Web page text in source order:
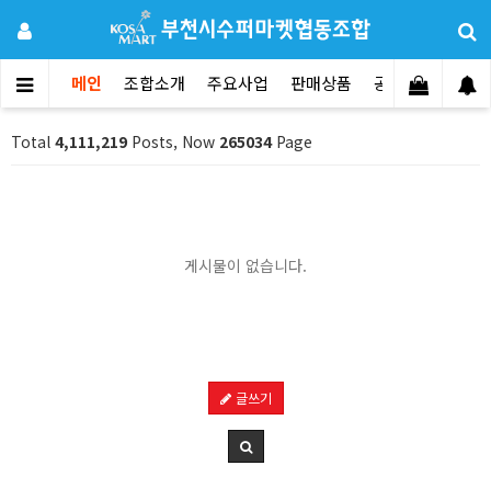
메인 조합소개 주요사업 판매상품 공지사항 문
Total 4,111,219 Posts, Now 265034Page
게시물이 없습니다.
글쓰기